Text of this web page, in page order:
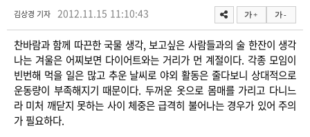
김상경 기자 2012.11.15 11:10:43 가 + 가 -
찬바람과 함께 따끈한 국물 생각, 보고싶은 사람들과의 술 한잔이 생각
나는 겨울은 어찌보면 다이어트와는 거리가 먼 계절이다. 각종 모임이
빈번해 먹을 일은 많고 추운 날씨로 야외 활동은 줄다보니 상대적으로
운동량이 부족해지기 때문이다. 두꺼운 옷으로 몸매를 가리고 다니느
라 미처 깨닫지 못하는 사이 체중은 급격히 불어나는 경우가 있어 주의
가 필요하다.